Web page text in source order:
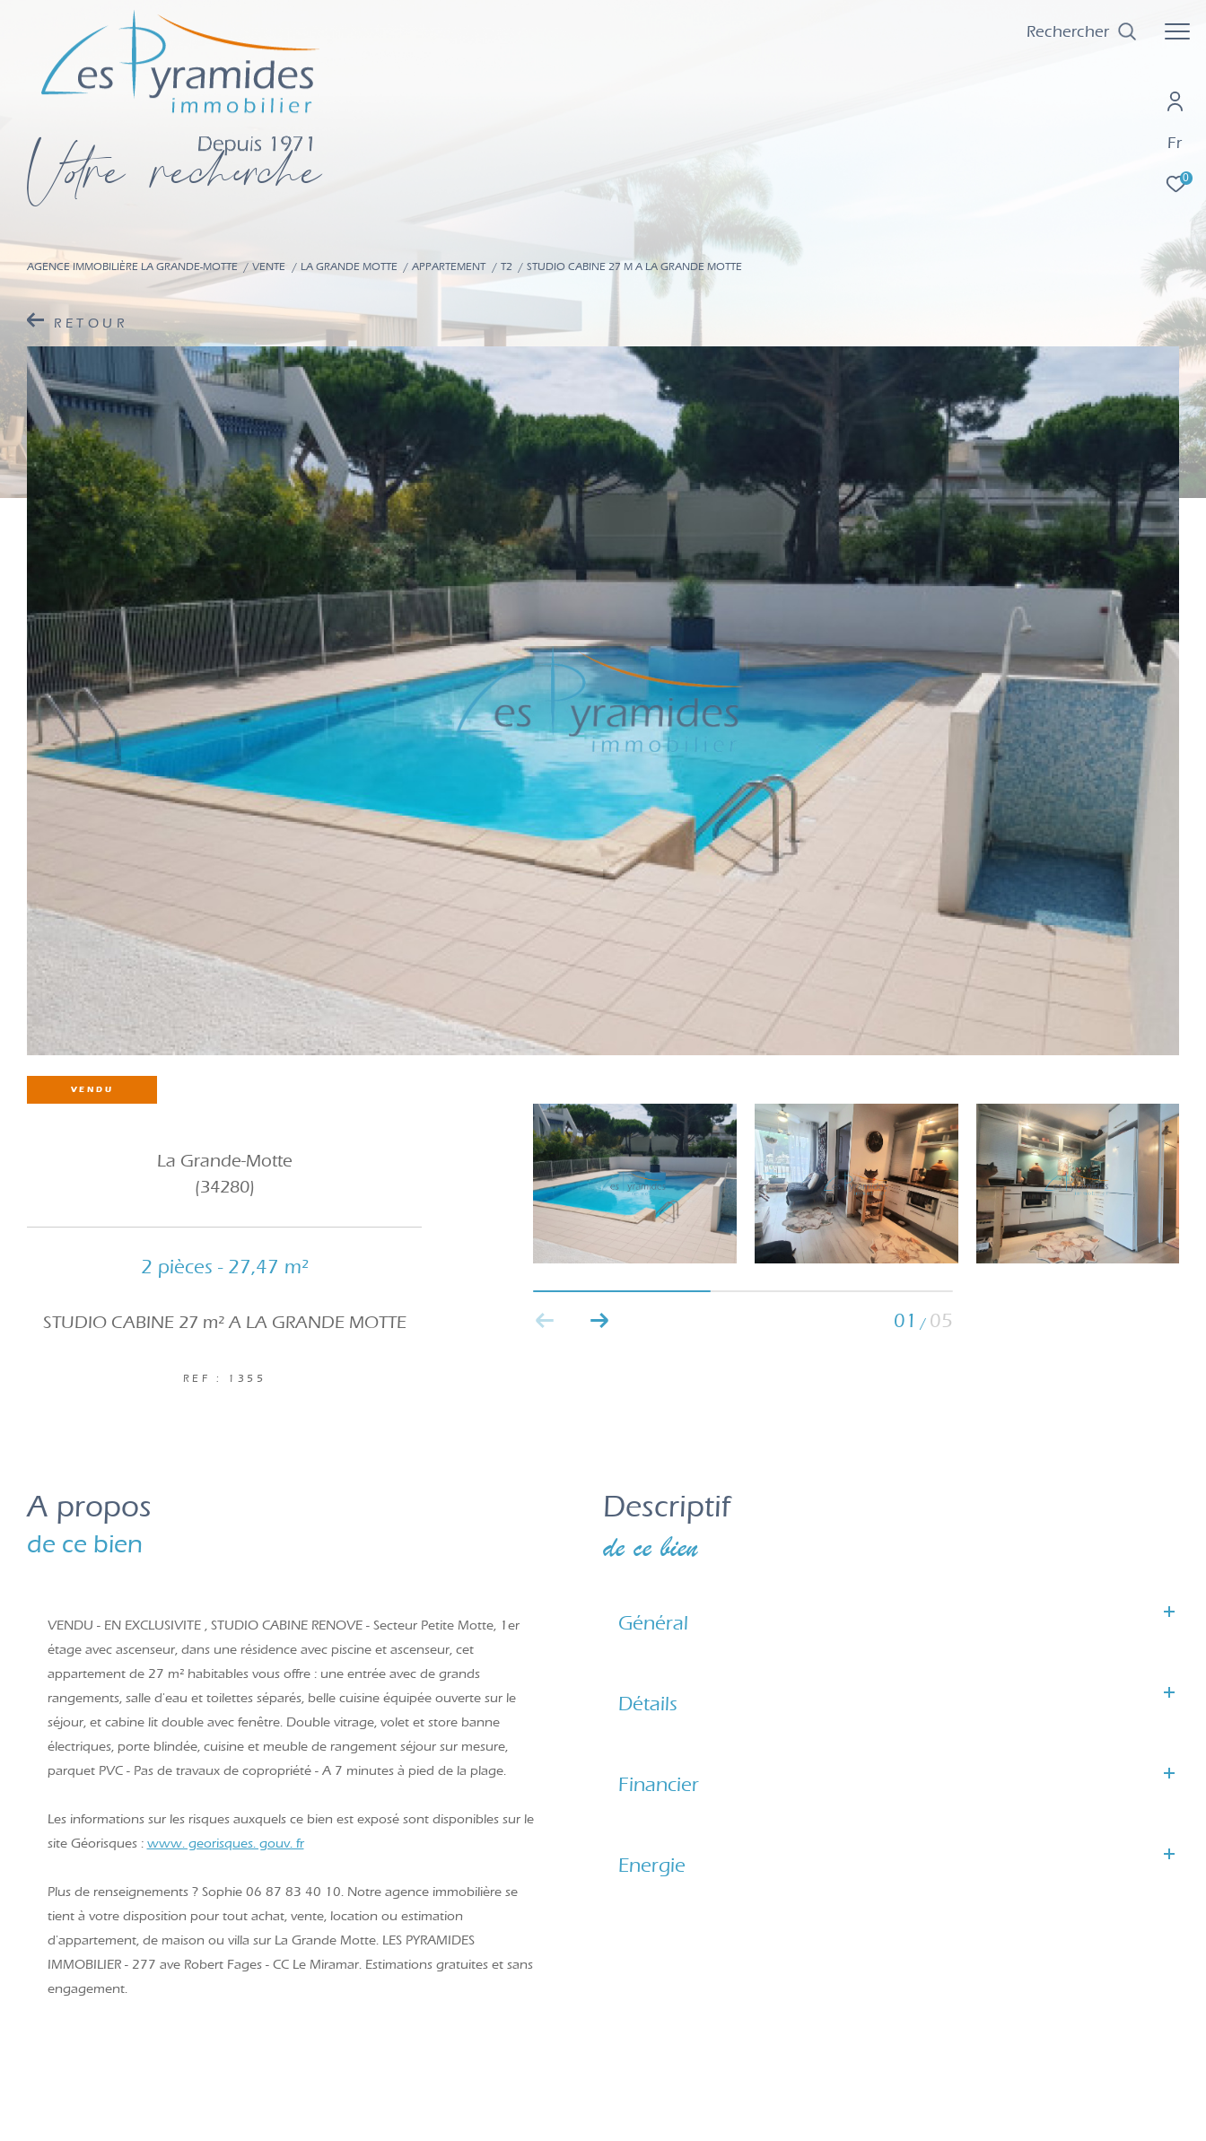
Fr
0
Rechercher
Vore recece
AGENCE IMMOBILIÈRE LA GRANDE-MOTTE VENTE LA GRANDE MOTTE APPARTEMENT T2 STUDIO CABINE 27 M A LA GRANDE MOTTE
RETOUR
VENDU
01 / 05
La Grande-Motte
(34280)
2 pièces - 27,47 m²
STUDIO CABINE 27 m² A LA GRANDE MOTTE
REF : 1355
a propos
de ce bien
VENDU - EN EXCLUSIVITE , STUDIO CABINE RENOVE - Secteur Petite Motte, 1er
étage avec ascenseur, dans une résidence avec piscine et ascenseur, cet
appartement de 27 m² habitables vous offre : une entrée avec de grands
rangements, salle d'eau et toilettes séparés, belle cuisine équipée ouverte sur le
séjour, et cabine lit double avec fenêtre. Double vitrage, volet et store banne
électriques, porte blindée, cuisine et meuble de rangement séjour sur mesure,
parquet PVC - Pas de travaux de copropriété - A 7 minutes à pied de la plage.
Les informations sur les risques auxquels ce bien est exposé sont disponibles sur le
site Géorisques : www. georisques. gouv. fr
Plus de renseignements ? Sophie 06 87 83 40 10. Notre agence immobilière se
tient à votre disposition pour tout achat, vente, location ou estimation
d'appartement, de maison ou villa sur La Grande Motte. LES PYRAMIDES
IMMOBILIER - 277 ave Robert Fages - CC Le Miramar. Estimations gratuites et sans
engagement.
descriptif
de ce bien
Général
Détails
Financier
Energie